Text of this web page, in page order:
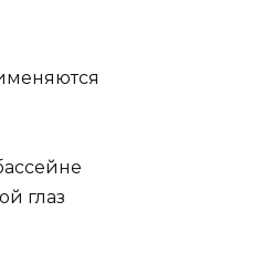
глаз